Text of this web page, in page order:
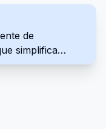
de
simplifica
con
de búsqueda
valiosas para